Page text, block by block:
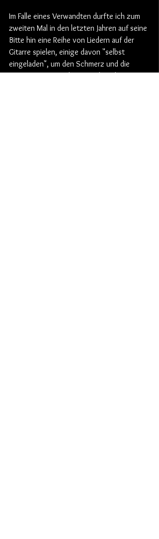
Im Falle eines Verwandten durfte ich zum
zweiten Mal in den letzten Jahren auf seine
Bitte hin eine Reihe von Liedern auf der
Gitarre spielen, einige davon "selbst
eingeladen", um den Schmerz und die
Leere von etwas, das zu Ende geht, zu